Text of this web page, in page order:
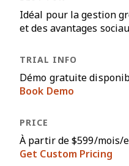
Idéal pour la gestion
et des avantages
Démo gratuite
Book Demo
À partir de $599/mois/
Get Custom Pricing